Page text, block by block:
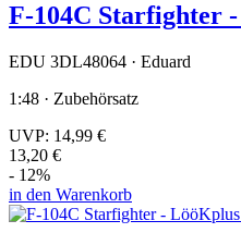
F-104C Starfighter
EDU 3DL48064 · Eduard
1:48 · Zubehörsatz
UVP: 14,99 €
13,20 €
- 12%
in den Warenkorb